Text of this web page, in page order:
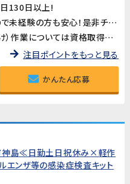
130日以上!
マンツーマンでお教えしますので未経験の方も安心！是非チャレンジしてみてください！
重量物取扱い（クレーン・玉掛け）作業については資格取得支援が有ります！
注目ポイントをもっと見る
かんたん応募
神島≪日勤土日祝休み×軽作
エンザ等の感染症検査キット